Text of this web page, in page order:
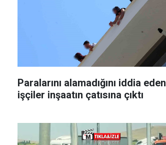
Paralarını alamadığını iddia eden
işçiler inşaatın çatısına çıktı